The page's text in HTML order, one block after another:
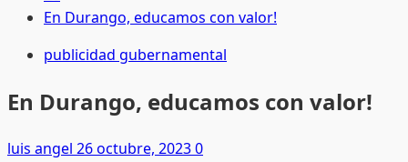
En Durango, educamos con valor!
publicidad gubernamental
En Durango, educamos con valor!
luis angel 26 octubre, 20230